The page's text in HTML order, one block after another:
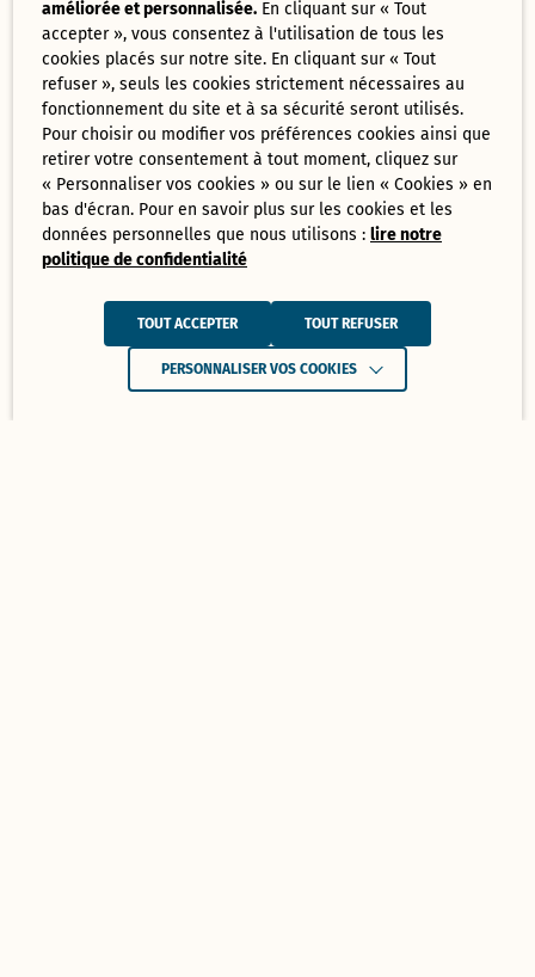
améliorée et personnalisée. En cliquant sur « Tout
accepter », vous consentez à l'utilisation de tous les
cookies placés sur notre site. En cliquant sur « Tout
refuser », seuls les cookies strictement nécessaires au
fonctionnement du site et à sa sécurité seront utilisés.
Pour choisir ou modifier vos préférences cookies ainsi que
retirer votre consentement à tout moment, cliquez sur
« Personnaliser vos cookies » ou sur le lien « Cookies » en
bas d'écran. Pour en savoir plus sur les cookies et les
données personnelles que nous utilisons :lire notre
politique de confidentialité
TOUT ACCEPTER TOUT REFUSER
PERSONNALISER VOS COOKIES